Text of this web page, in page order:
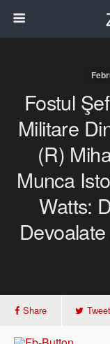
Fostul
Militare
(r)
Munca
Watts:
Share Tweet